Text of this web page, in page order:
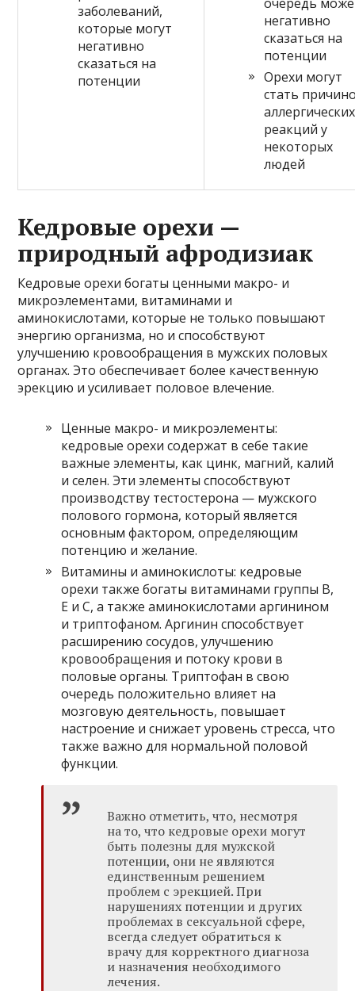
заболеваний,
которые могут
негативно
сказаться на
потенции
негативно
сказаться на
потенции
Орехи могут
стать
аллергических
реакций у
некоторых
людей
Кедровые орехи —
природный афродизиак
Кедровые орехи богаты ценными макро- и
микроэлементами, витаминами и
аминокислотами, которые не только повышают
энергию организма, но и способствуют
улучшению кровообращения в мужских половых
органах. Это обеспечивает более качественную
эрекцию и усиливает половое влечение.
Ценные макро- и микроэлементы:
кедровые орехи содержат в себе такие
важные элементы, как цинк, магний, калий
и селен. Эти элементы способствуют
производству тестостерона — мужского
полового гормона, который является
основным фактором, определяющим
потенцию и желание.
Витамины и аминокислоты: кедровые
орехи также богаты витаминами группы В,
Е и С, а также аминокислотами аргинином
и триптофаном. Аргинин способствует
расширению сосудов, улучшению
кровообращения и потоку крови в
половые органы. Триптофан в свою
очередь положительно влияет на
мозговую деятельность, повышает
настроение и снижает уровень стресса, что
также важно для нормальной половой
функции.
Важно отметить, что, несмотря
на то, что кедровые орехи могут
быть полезны для мужской
потенции, они не являются
единственным решением
проблем с эрекцией. При
нарушениях потенции и других
проблемах в сексуальной сфере,
всегда следует обратиться к
врачу для корректного диагноза
и назначения необходимого
лечения.